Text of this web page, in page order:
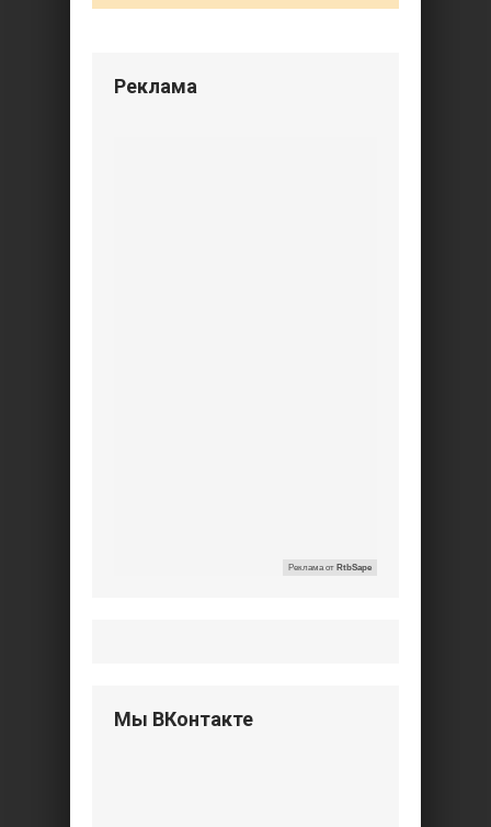
Реклама
Реклама от RtbSape
Мы ВКонтакте